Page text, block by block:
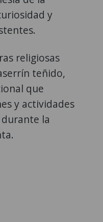
y
religiosas
teñido,
que
y actividades
la